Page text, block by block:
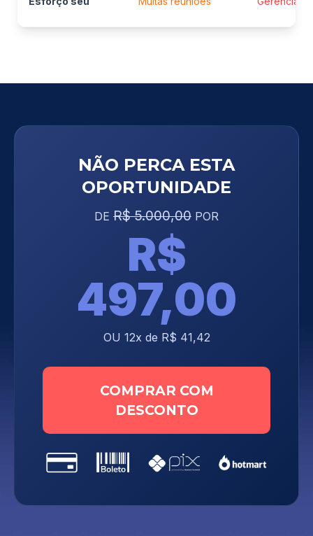
NÃO PERCA ESTA
OPORTUNIDADE
DE R$ 5.000,00 POR
R$
497,00
OU 12x de R$ 41,42
COMPRAR COM
DESCONTO